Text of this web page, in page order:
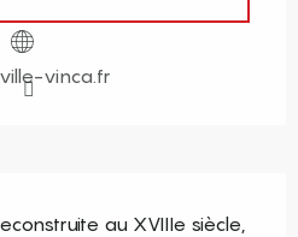
vinca.fr
au XVIIIe siècle,